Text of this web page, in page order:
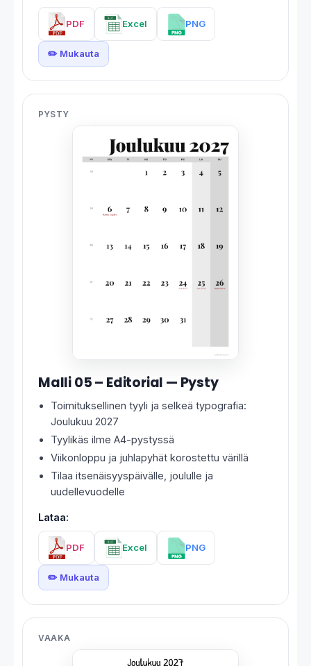
PDF Excel PNG
✏️ Mukauta
PYSTY
Malli 05 – Editorial — Pysty
Toimituksellinen tyyli ja selkeä typografia:
Joulukuu 2027
Tyylikäs ilme A4-pystyssä
Viikonloppu ja juhlapyhät korostettu värillä
Tilaa itsenäisyyspäivälle, joululle ja
uudellevuodelle
Lataa:
PDF Excel PNG
✏️ Mukauta
VAAKA